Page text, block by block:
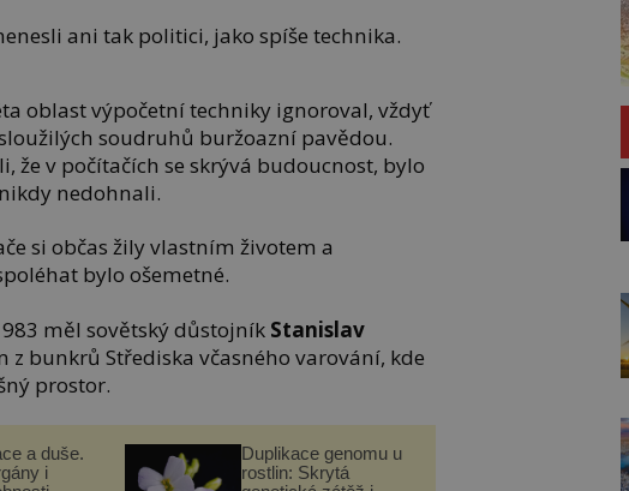
ani tak politici, jako spíše technika.
oblast výpočetní techniky ignoroval, vždyť
soudruhů buržoazní pavědou.
že v počítačích se skrývá budoucnost, bylo
nedohnali.
si občas žily vlastním životem a
bylo ošemetné.
měl sovětský důstojník Stanislav
z bunkrů Střediska včasného varování, kde
prostor.
a duše.
i
Duplikace genomu u
rostlin: Skrytá